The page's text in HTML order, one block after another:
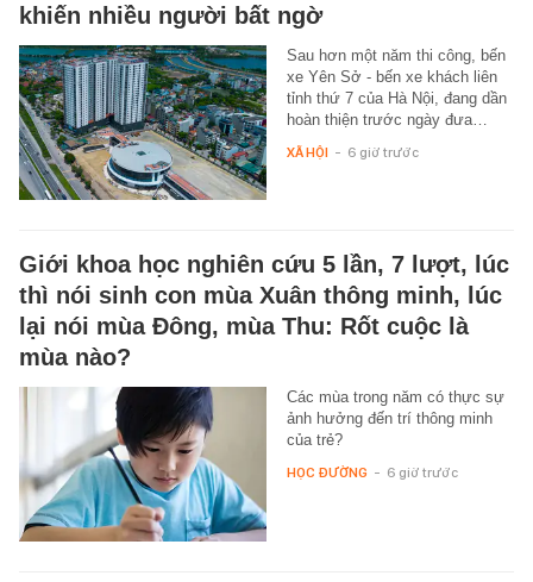
khiến nhiều người bất ngờ
Sau hơn một năm thi công, bến
xe Yên Sở - bến xe khách liên
tỉnh thứ 7 của Hà Nội, đang dần
hoàn thiện trước ngày đưa…
XÃ HỘI - 6 giờ trước
Giới khoa học nghiên cứu 5 lần, 7 lượt, lúc
thì nói sinh con mùa Xuân thông minh, lúc
lại nói mùa Đông, mùa Thu: Rốt cuộc là
mùa nào?
Các mùa trong năm có thực sự
ảnh hưởng đến trí thông minh
của trẻ?
HỌC ĐƯỜNG - 6 giờ trước